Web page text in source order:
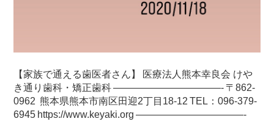
【家族で通える歯医者さん】
医療法人熊本幸良会 けや
き通り歯科・矯正歯科 ———————————- 〒862-
0962 熊本県熊本市南区田迎2丁目18-12 TEL：096-379-
6945 https://www.keyaki.org ———————————-